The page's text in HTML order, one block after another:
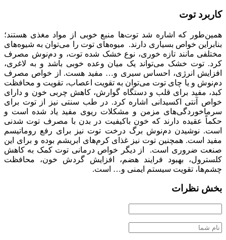
کاربرد توت
همین‌طور که اشاره شد توت‌ها منبع خوبی از مواد مغذی هستند؛
بنابراین خواص بسیاری دارند. میوه‌های توت را می‌توان به شیوه‌های
مختلفی مانند تازه خوری، نوع خشک شده توت، و دم‌نوش مصرف
کرد. توت خشک می‌تواند یک میان وعده خوبی باشد و به لاغری،
افزایش انرژی، احساس سیری و… مفید هست. از خواص مصرف
دم‌نوش و یا چای توت می‌توان به تقویت اعصاب، تقویت و محافظت
کبد، مفید برای قلب و دستگاه گوارش، کاهش چربی خون و دارای
خواص آنتی اکسیدانی اشاره کرد. در طب سنتی نیز از توت برای
سرماخوردگی‌های مزمن و مشکلات ریوی مفید یاد شده است و
حکماً عقیده دارند که خون باکیفیت در بدن با مصرف توت شدنی
است. نوشیدن دم‌نوش برگ درخت توت نیز برای رفع روماتیسم
مفید است. همچنین توت نیز غذای کرم‌های ابریشم بوده و برای این
صنعت ضروری است. از دیگر خواص درمانی توت کمک به کاهش
کلسترول، بهبود فرایند هضم، افزایش گردش خون، محافظت
چشم‌ها، تقویت سیستم ایمنی و… است.
بخش نظرات